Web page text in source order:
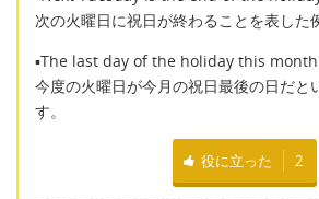
次の火曜日に祝日が終わることを表した
▪The last day of the holiday this
今度の火曜日が今月の祝日最後の日だと
す。
役に立った 2